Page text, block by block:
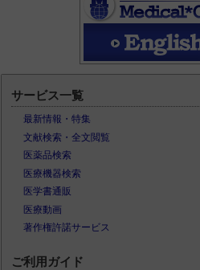
サービス一覧
最新情報・特集
文献検索・全文閲覧
医薬品検索
医療機器検索
医学書通販
医療動画
著作権許諾サービス
ご利用ガイド